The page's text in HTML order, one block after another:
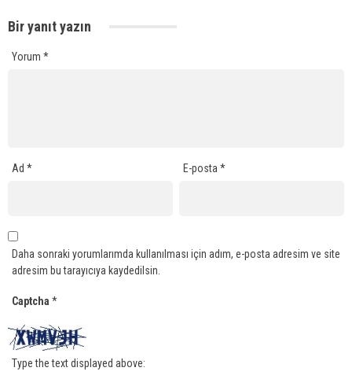
Bir yanıt yazın
Yorum *
Ad * E-posta*
Daha sonraki yorumlarımda kullanılması için adım, e-posta adresim ve site
adresim bu tarayıcıya kaydedilsin.
Captcha *
Type the text displayed above: